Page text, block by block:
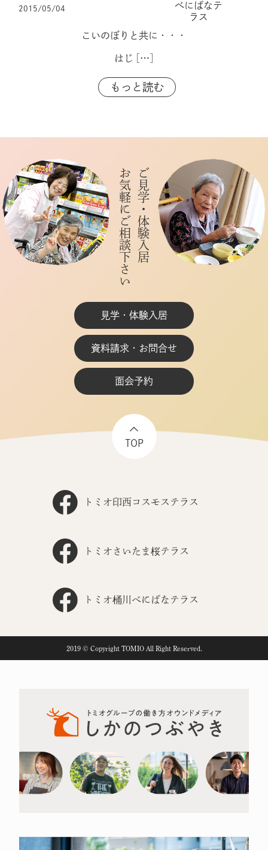
2015/05/04
べにばなテ
ラス
こいのぼりと共に・・・
はじ […]
もっと読む
お気軽にご相談下さいご見学・体験入居
見学・体験入居
資料請求・お問合せ
面会予約
TOP
トミオ印西コスモステラス
トミオさいたま桜テラス
トミオ桶川べにばなテラス
2019 © Copyright TOMIO All Right Reserved.